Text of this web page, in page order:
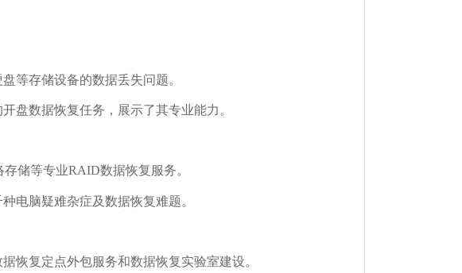
等存储设备的数据丢失问题。
盘数据恢复任务，展示了其专业能力。
存储等专业RAID数据恢复服务。
电脑疑难杂症及数据恢复难题。
恢复定点外包服务和数据恢复实验室建设。